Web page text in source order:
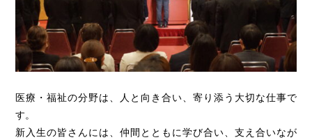
医療・福祉の分野は、人と向き合い、寄り添う大切な仕事で
す。
新入生の皆さんには、仲間とともに学び合い、支え合いなが